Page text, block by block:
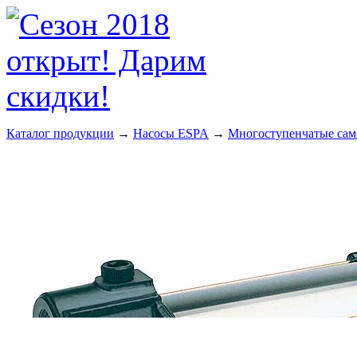
Каталог продукции → Насосы ESPA → Многоступенчатые